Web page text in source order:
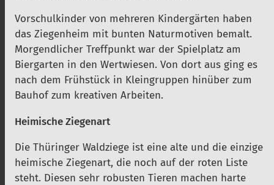
Vorschulkinder von mehreren Kindergärten haben
das Ziegenheim mit bunten Naturmotiven bemalt.
Morgendlicher Treffpunkt war der Spielplatz am
Biergarten in den Wertwiesen. Von dort aus ging es
nach dem Frühstück in Kleingruppen hinüber zum
Bauhof zum kreativen Arbeiten.
Heimische Ziegenart
Die Thüringer Waldziege ist eine alte und die einzige
heimische Ziegenart, die noch auf der roten Liste
steht. Diesen sehr robusten Tieren machen harte